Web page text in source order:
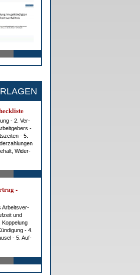
- 2. Ver­
-
- 5.
Wi­der­
-
Ar­beits­ver­
und
Kop­pe­lung
- 4.
- 5. Auf­